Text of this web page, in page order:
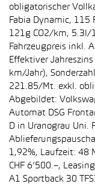
obligatorischer
Fabia Dynamic, 115
121g CO2/km, 5.3l/
Fahrzeugpreis inkl.
Effektiver
km/Jahr),
221.85/Mt. exkl.
Abgebildet:
Automat DSG
D in Uranograu Uni.
1,92%, Laufzeit: 48
CHF 6’500.–,
A1 Sportback 30